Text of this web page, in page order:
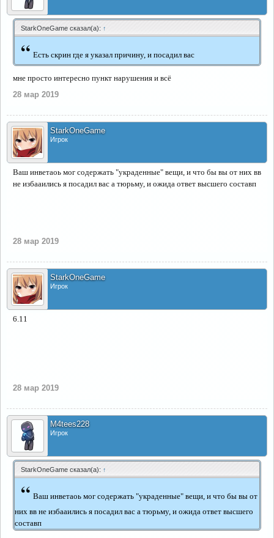
StarkOneGame сказал(а): ↑
“ Есть скрин где я указал причину, и посадил вас
мне просто интересно пункт нарушения и всё
28 мар 2019
StarkOneGame
Игрок
Ваш инветаоь мог содержать "украденные" вещи, и что бы вы от них вв
не избааились я посадил вас а тюрьму, и ожида ответ высшего составп
28 мар 2019
StarkOneGame
Игрок
6.11
28 мар 2019
M4tees228
Игрок
StarkOneGame сказал(а): ↑
“ Ваш инветаоь мог содержать "украденные" вещи, и что бы вы от
них вв не избааились я посадил вас а тюрьму, и ожида ответ высшего
составп